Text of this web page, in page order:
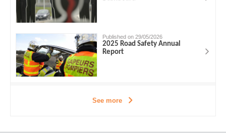
Published on 29/05/2026
2025 Road Safety Annual
Report
See more